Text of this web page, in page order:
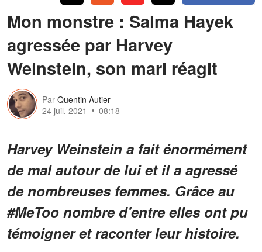
Mon monstre : Salma Hayek
agressée par Harvey
Weinstein, son mari réagit
Par Quentin Autier
24 juil. 2021
08:18
Harvey Weinstein a fait énormément
de mal autour de lui et il a agressé
de nombreuses femmes. Grâce au
#MeToo nombre d'entre elles ont pu
témoigner et raconter leur histoire.